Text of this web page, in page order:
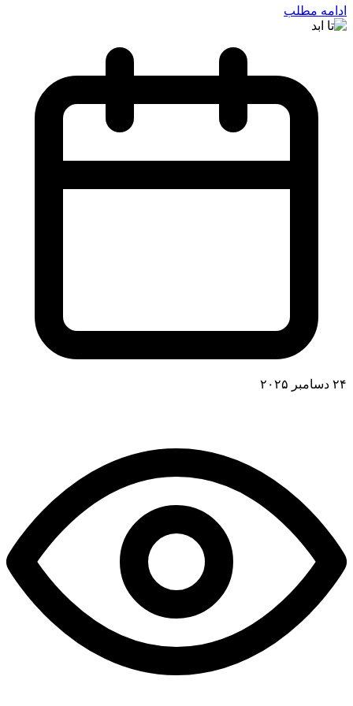
ادامه مطلب
۲۴ دسامبر ۲۰۲۵